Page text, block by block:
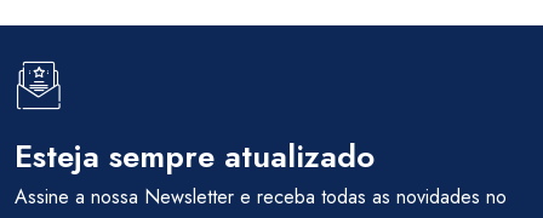
Esteja sempre atualizado
Assine a nossa Newsletter e receba todas as novidades no